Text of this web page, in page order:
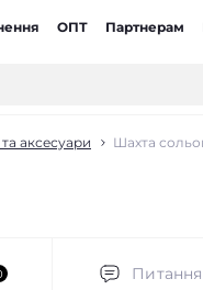
ОПТ Партнерам
аксесуари Шахта
Питання